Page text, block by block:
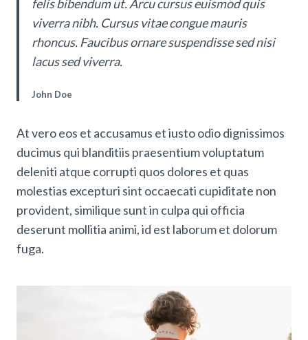
felis bibendum ut. Arcu cursus euismod quis
viverra nibh. Cursus vitae congue mauris
rhoncus. Faucibus ornare suspendisse sed nisi
lacus sed viverra.
John Doe
At vero eos et accusamus et iusto odio dignissimos
ducimus qui blanditiis praesentium voluptatum
deleniti atque corrupti quos dolores et quas
molestias excepturi sint occaecati cupiditate non
provident, similique sunt in culpa qui officia
deserunt mollitia animi, id est laborum et dolorum
fuga.